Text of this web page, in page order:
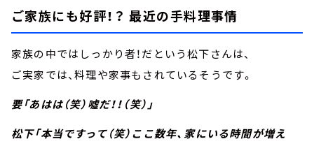
ご家族にも好評！？ 最近の手料理事情
家族の中ではしっかり者！だという松下さんは、
ご実家では、料理や家事もされているそうです。
要「あはは（笑）嘘だ！！（笑）」
松下「本当ですって（笑）ここ数年、家にいる時間が増え